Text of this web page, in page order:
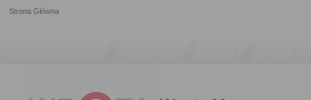
Strona Główna